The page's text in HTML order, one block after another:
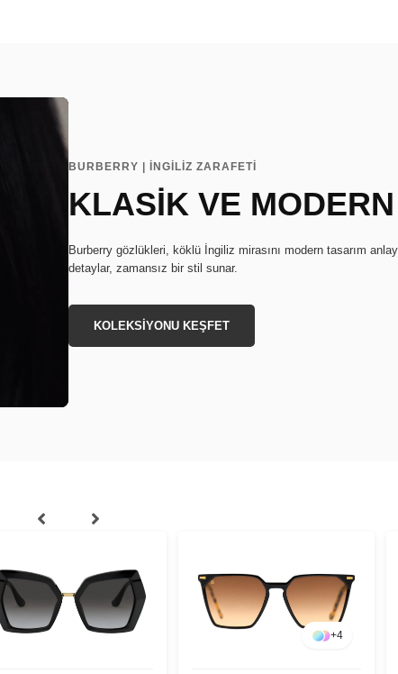
BURBERRY | İNGİLİZ ZARAFETİ
KLASİK VE MODERN
Burberry gözlükleri, köklü İngiliz mirasını modern tasarım
detaylar, zamansız bir stil sunar.
KOLEKSİYONU KEŞFET
+4